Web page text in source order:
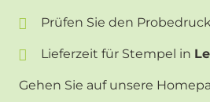
Prüfen Sie den
Lieferzeit für Stempel in
Gehen Sie auf unsere